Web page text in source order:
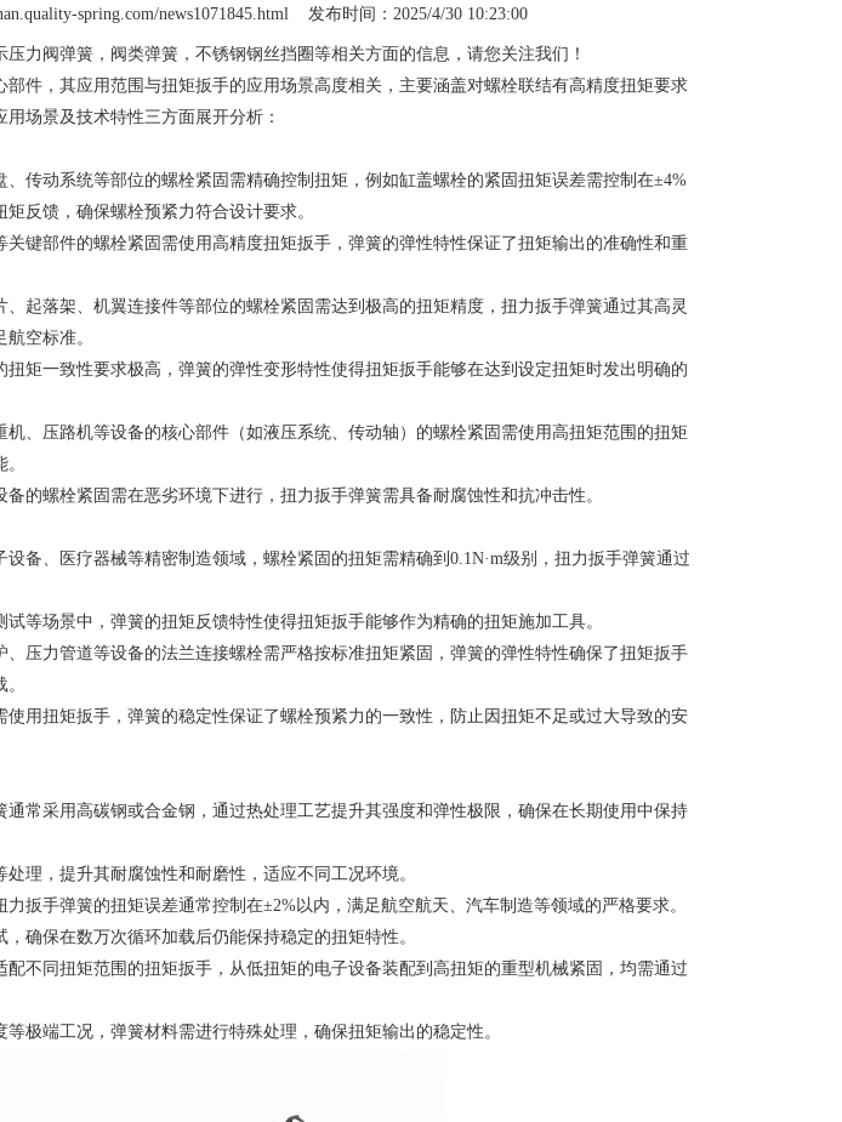
spring.com/news1071845.html 发布时间：2025/4/30 10:23:00
压力阀弹簧 ，阀类弹簧，不锈钢钢丝挡圈等相关方面的信息，请您关注我们！
部件，其应用范围与扭矩扳手的应用场景高度相关，主要涵盖对螺栓联结有高精度扭矩要求
场景及技术特性三方面展开分析：
传动系统等部位的螺栓紧固需精确控制扭矩，例如缸盖螺栓的紧固扭矩误差需控制在±4%
反馈，确保螺栓预紧力符合设计要求。
键部件的螺栓紧固需使用高精度扭矩扳手，弹簧的弹性特性保证了扭矩输出的准确性和重
起落架、机翼连接件等部位的螺栓紧固需达到极高的扭矩精度，扭力扳手弹簧通过其高灵
空标准。
矩一致性要求极高，弹簧的弹性变形特性使得扭矩扳手能够在达到设定扭矩时发出明确的
、压路机等设备的核心部件（如液压系统、传动轴）的螺栓紧固需使用高扭矩范围的扭矩
的螺栓紧固需在恶劣环境下进行，扭力扳手弹簧需具备耐腐蚀性和抗冲击性。
备、医疗器械等精密制造领域，螺栓紧固的扭矩需精确到0.1N·m级别，扭力扳手弹簧通过
等场景中，弹簧的扭矩反馈特性使得扭矩扳手能够作为精确的扭矩施加工具。
压力管道等设备的法兰连接螺栓需严格按标准扭矩紧固，弹簧的弹性特性确保了扭矩扳手
用扭矩扳手，弹簧的稳定性保证了螺栓预紧力的一致性，防止因扭矩不足或过大导致的安
常采用高碳钢或合金钢，通过热处理工艺提升其强度和弹性极限，确保在长期使用中保持
理，提升其耐腐蚀性和耐磨性，适应不同工况环境。
扳手弹簧的扭矩误差通常控制在±2%以内，满足航空航天、汽车制造等领域的严格要求。
确保在数万次循环加载后仍能保持稳定的扭矩特性。
不同扭矩范围的扭矩扳手，从低扭矩的电子设备装配到高扭矩的重型机械紧固，均需通过
极端工况，弹簧材料需进行特殊处理，确保扭矩输出的稳定性。